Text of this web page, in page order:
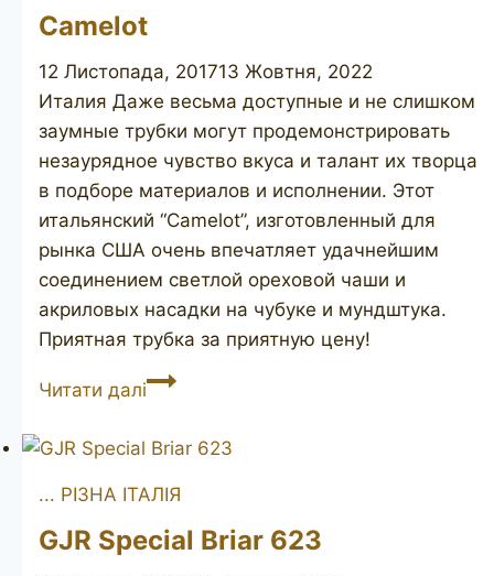
Camelot
12 Листопада, 201713 Жовтня, 2022
Италия Даже весьма доступные и не слишком
заумные трубки могут продемонстрировать
незаурядное чувство вкуса и талант их творца
в подборе материалов и исполнении. Этот
итальянский “Camelot”, изготовленный для
рынка США очень впечатляет удачнейшим
соединением светлой ореховой чаши и
акриловых насадки на чубуке и мундштука.
Приятная трубка за приятную цену!
Читати даліCamelot
... РІЗНА ІТАЛІЯ
GJR Special Briar 623